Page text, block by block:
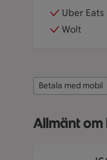
Uber Eats
Wolt
Betala med mobil
Allmänt om